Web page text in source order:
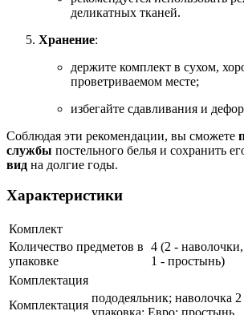
деликатных тканей.
Хранение:
держите комплект в сухом,
проветриваемом месте;
избегайте сдавливания и
Соблюдая эти рекомендации, вы сможете
службы постельного белья и сохранить
вид на долгие годы.
Характеристики
Комплект
Количество предметов в
упаковке
4 (2 -
1 - простынь)
Комплектация
Комплектация
пододеяльник; наволочка 2